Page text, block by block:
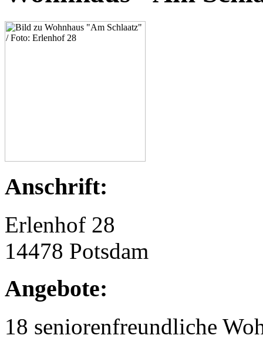
Anschrift:
Erlenhof 28
14478 Potsdam
Angebote:
18 seniorenfreundliche